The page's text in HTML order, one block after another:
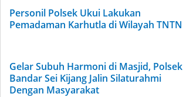
Personil Polsek Ukui Lakukan
Pemadaman Karhutla di Wilayah TNTN
Gelar Subuh Harmoni di Masjid, Polsek
Bandar Sei Kijang Jalin Silaturahmi
Dengan Masyarakat